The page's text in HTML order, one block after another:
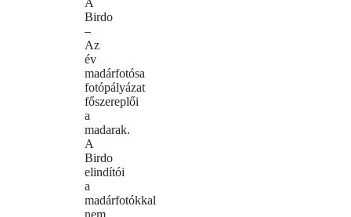
A
Birdo
–
Az
év
madárfotósa
fotópályázat
főszereplői
a
madarak.
A
Birdo
elindítói
a
madárfotókkal
nem